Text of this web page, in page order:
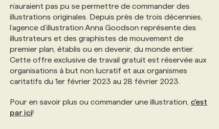
n’auraient pas pu se permettre de commander des
illustrations originales. Depuis près de trois décennies,
l’agence d’illustration Anna Goodson représente des
illustrateurs et des graphistes de mouvement de
premier plan, établis ou en devenir, du monde entier.
Cette offre exclusive de travail gratuit est réservée aux
organisations à but non lucratif et aux organismes
caritatifs du 1er février 2023 au 28 février 2023.
Pour en savoir plus ou commander une illustration, c'est
par ici!